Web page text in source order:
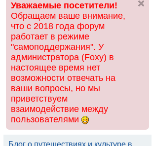
ск
Уважаемые посетители!
Обращаем ваше внимание,
что с 2018 года форум
работает в режиме
"самоподдержания". У
администратора (Foxy) в
настоящее время нет
возможности отвечать на
ваши вопросы, но мы
приветствуем
взаимодействие между
пользователями
Блог о путешествиях и культуре в